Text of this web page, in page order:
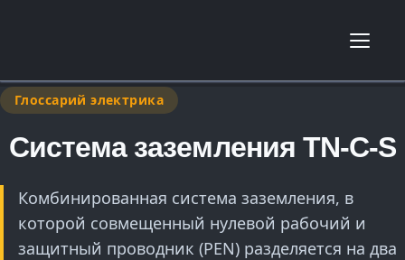
Глоссарий электрика
Система заземления TN-C-S
Комбинированная система заземления, в
которой совмещенный нулевой рабочий и
защитный проводник (PEN) разделяется на два